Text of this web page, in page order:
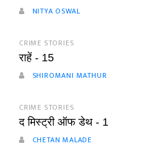
NITYA OSWAL
CRIME STORIES
राहें - 15
SHIROMANI MATHUR
CRIME STORIES
द मिस्ट्री ऑफ डेथ - 1
CHETAN MALADE